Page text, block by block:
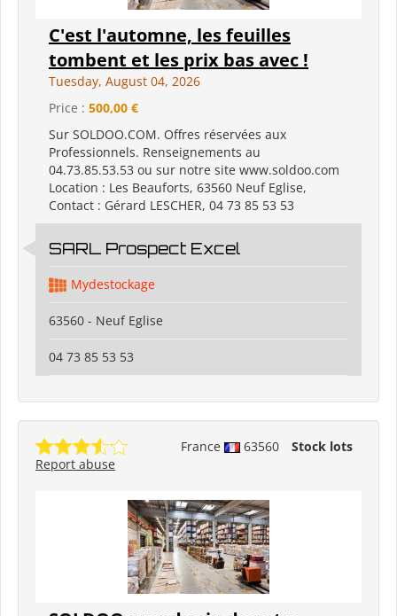
C'est l'automne, les feuilles
tombent et les prix bas avec !
Tuesday, August 04, 2026
Price : 500,00 €
Sur SOLDOO.COM. Offres réservées aux
Professionnels. Renseignements au
04.73.85.53.53 ou sur notre site www.soldoo.com
Location : Les Beauforts, 63560 Neuf Eglise,
Contact : Gérard LESCHER, 04 73 85 53 53
SARL Prospect Excel
Mydestockage
63560 - Neuf Eglise
04 73 85 53 53
France 63560
Stock lots
Report abuse